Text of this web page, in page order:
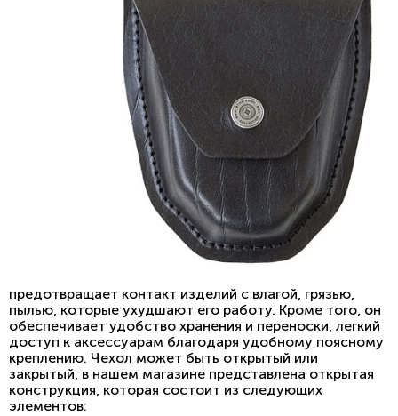
предотвращает контакт изделий с влагой, грязью,
пылью, которые ухудшают его работу. Кроме того, он
обеспечивает удобство хранения и переноски, легкий
доступ к аксессуарам благодаря удобному поясному
креплению. Чехол может быть открытый или
закрытый, в нашем магазине представлена открытая
конструкция, которая состоит из следующих
элементов: